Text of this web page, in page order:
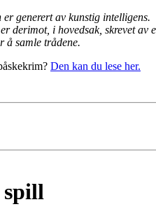
generert av kunstig intelligens.
er derimot, i hovedsak, skrevet av
å samle trådene.
Den kan du lese her.